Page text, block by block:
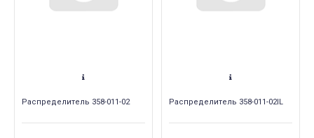
Распределитель 358-011-02 Распределитель 358-011-02IL